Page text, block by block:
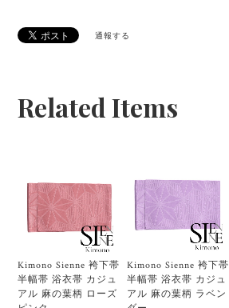
通報する
Related Items
Kimono Sienne 袴下帯
半幅帯 浴衣帯 カジュ
アル 麻の葉柄 ローズ
Kimono Sienne 袴下帯
半幅帯 浴衣帯 カジュ
アル 麻の葉柄 ラベン